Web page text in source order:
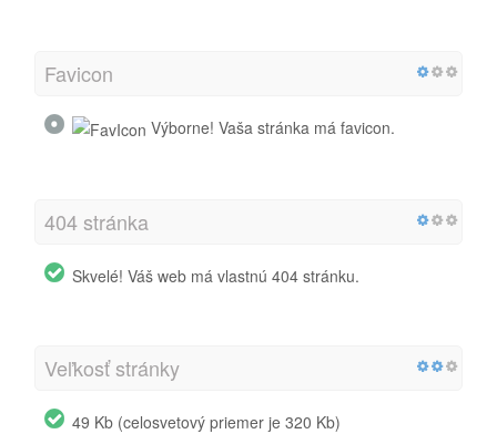
Favicon
Výborne! Vaša stránka má favicon.
404 stránka
Skvelé! Váš web má vlastnú 404 stránku.
Veľkosť stránky
49 Kb (celosvetový priemer je 320 Kb)